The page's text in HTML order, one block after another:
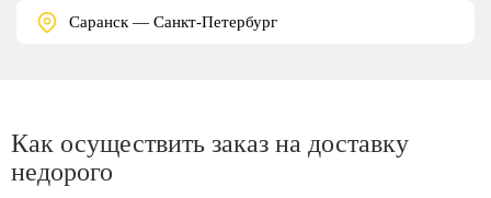
Саранск — Санкт-Петербург
Как осуществить заказ на доставку
недорого